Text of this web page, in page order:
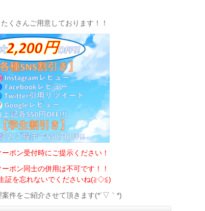
くさんご用意しております！！
ポン受付時にご提示ください！
ポン同士の併用は不可です！！
証を忘れないでくださいね(≧◇≦)
案件をご紹介させて頂きます(*´▽｀*)